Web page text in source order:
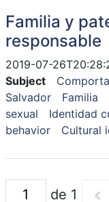
Familia y
responsable
2019-07-
Subject
Salvador
Familia
sexual
Identidad
behavior
Cultural
de 1